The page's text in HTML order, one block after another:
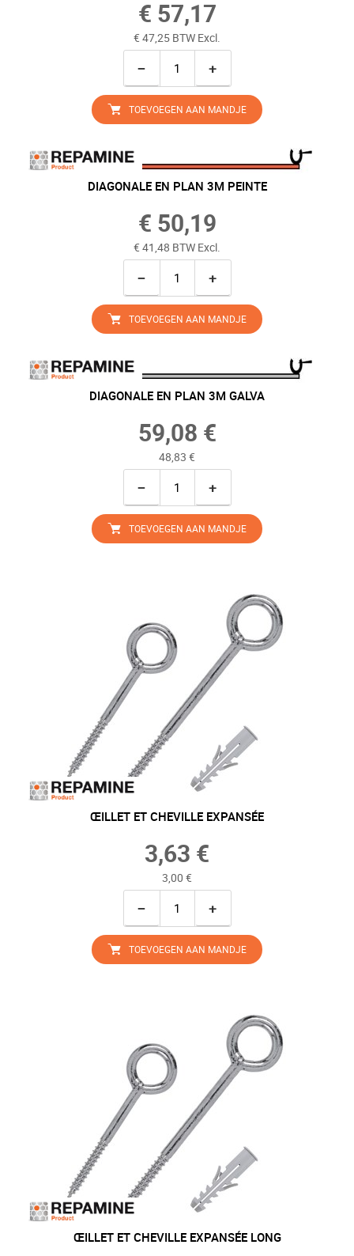
€ 57,17
€ 47,25 BTW Excl.
− +
TOEVOEGEN AAN MANDJE
DIAGONALE EN PLAN 3M PEINTE
€ 50,19
€ 41,48 BTW Excl.
− +
TOEVOEGEN AAN MANDJE
DIAGONALE EN PLAN 3M GALVA
59,08 €
48,83 €
− +
TOEVOEGEN AAN MANDJE
ŒILLET ET CHEVILLE EXPANSÉE
3,63 €
3,00 €
− +
TOEVOEGEN AAN MANDJE
ŒILLET ET CHEVILLE EXPANSÉE LONG